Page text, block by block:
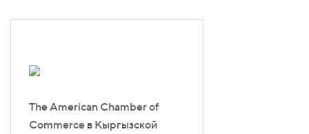
The American Chamber of
Commerce в Кыргызской